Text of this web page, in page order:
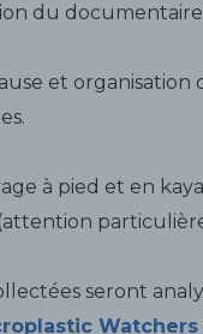
du
et
à pied et en
seront
Watchers